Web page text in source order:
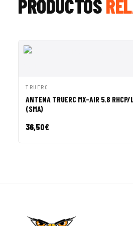
PRODUCTOS
VISTA RÁPIDA
TRUERC
ANTENA TRUERC MX-AIR 5.8 RHCP/
(SMA)
36,50€